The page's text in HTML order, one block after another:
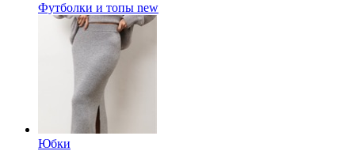
Футболки и топы new
Юбки